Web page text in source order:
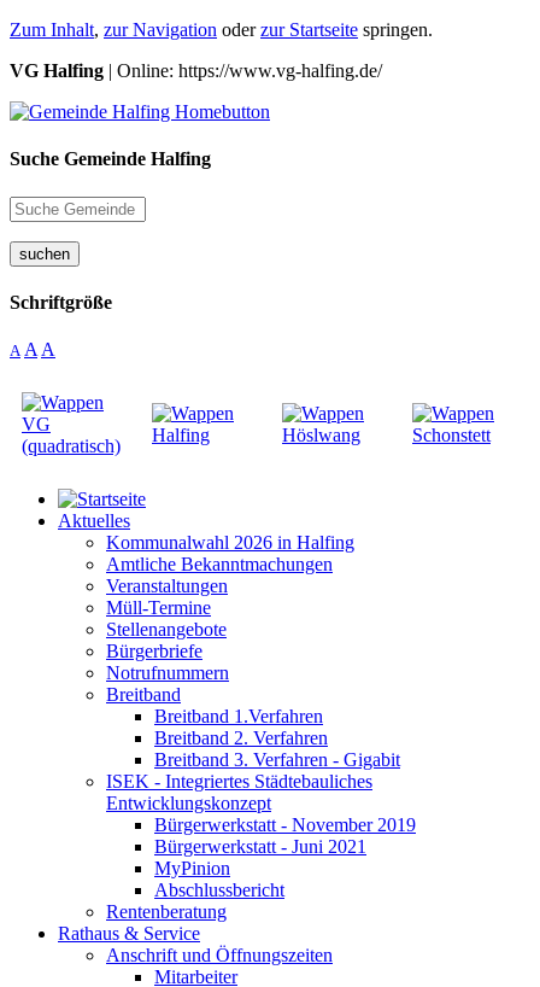
Zum Inhalt, zur Navigation oderzur Startseite springen.
VG Halfing | Online: https://www.vg-halfing.de/
Suche Gemeinde Halfing
suchen
Schriftgröße
A A A
Aktuelles
Kommunalwahl 2026 in Halfing
Amtliche Bekanntmachungen
Veranstaltungen
Müll-Termine
Stellenangebote
Bürgerbriefe
Notrufnummern
Breitband
Breitband 1.Verfahren
Breitband 2. Verfahren
Breitband 3. Verfahren - Gigabit
ISEK - Integriertes Städtebauliches
Entwicklungskonzept
Bürgerwerkstatt - November 2019
Bürgerwerkstatt - Juni 2021
MyPinion
Abschlussbericht
Rentenberatung
Rathaus & Service
Anschrift und Öffnungszeiten
Mitarbeiter